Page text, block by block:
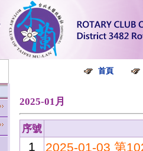
首頁
2025-01月
序號
1
2025-01-03 第